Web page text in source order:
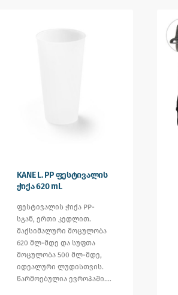
KANE L. PP ფესტივალის
ჭიქა 620 mL
ფესტივალის ჭიქა PP-
სგან, ერთი კედლით.
მაქსიმალური მოცულობა
620 მლ-მდე და სუფთა
მოცულობა 500 მლ-მდე,
იდეალური ლუდისთვის.
წარმოებულია ევროპაში.…